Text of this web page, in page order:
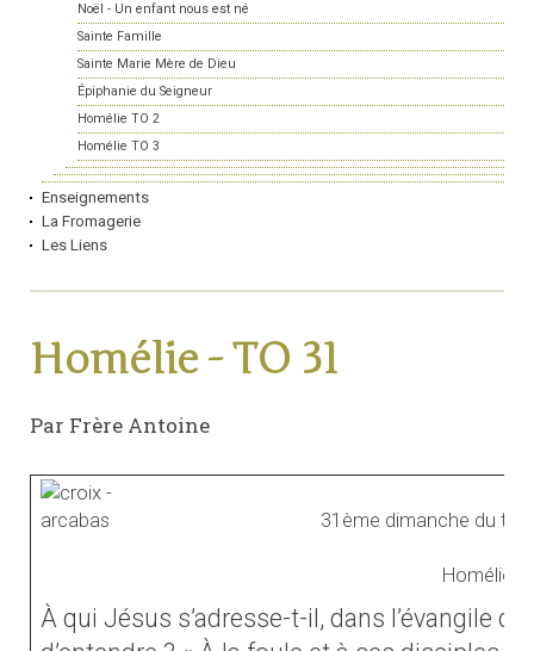
Noël - Un enfant nous est né
Sainte Famille
Sainte Marie Mère de Dieu
Épiphanie du Seigneur
Homélie TO 2
Homélie TO 3
Enseignements
La Fromagerie
Les Liens
Homélie - TO 31
Par Frère Antoine
31ème dimanche du
Homélie
À qui Jésus s’adresse-t-il, dans l’évangile